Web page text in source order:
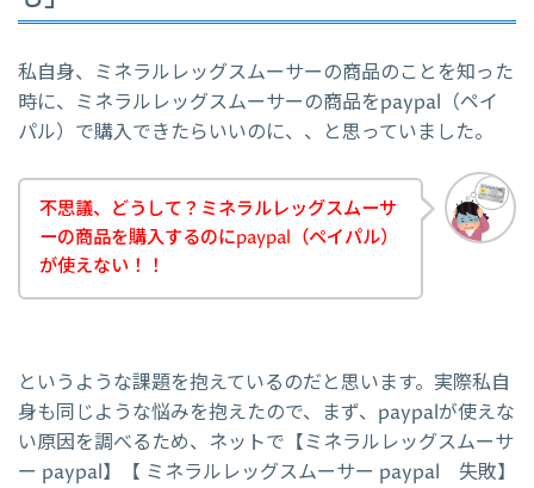
私自身、ミネラルレッグスムーサーの商品のことを知った
時に、ミネラルレッグスムーサーの商品をpaypal（ペイ
パル）で購入できたらいいのに、、と思っていました。
不思議、どうして？ミネラルレッグスムーサ
ーの商品を購入するのにpaypal（ペイパル）
が使えない！！
というような課題を抱えているのだと思います。実際私自
身も同じような悩みを抱えたので、まず、paypalが使えな
い原因を調べるため、ネットで【ミネラルレッグスムーサ
ー paypal】【 ミネラルレッグスムーサー paypal 失敗】